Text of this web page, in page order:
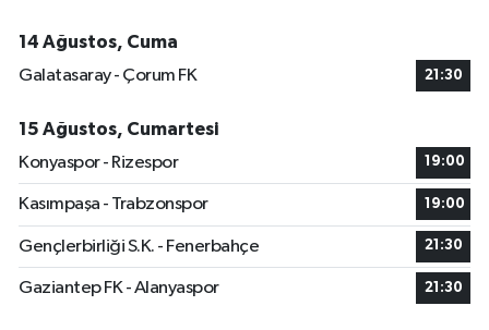
14 Ağustos, Cuma
Galatasaray - Çorum FK
21:30
15 Ağustos, Cumartesi
Konyaspor - Rizespor
19:00
Kasımpaşa - Trabzonspor 19:00
Gençlerbirliği S.K. - Fenerbahçe 21:30
Gaziantep FK - Alanyaspor 21:30